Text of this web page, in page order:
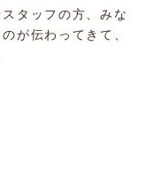
タッフの方、みな
が伝わってきて、